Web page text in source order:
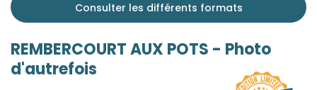
Consulter les différents formats
REMBERCOURT AUX POTS - Photo
d'autrefois